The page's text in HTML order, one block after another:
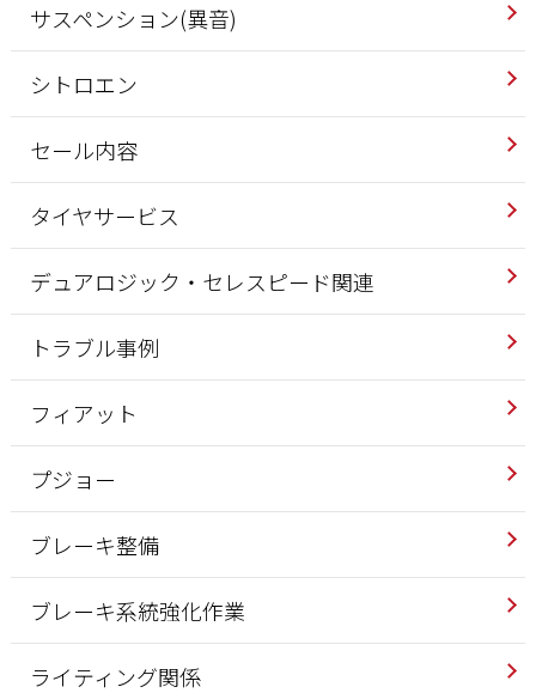
サスペンション(異音)
シトロエン
セール内容
タイヤサービス
デュアロジック・セレスピード関連
トラブル事例
フィアット
プジョー
ブレーキ整備
ブレーキ系統強化作業
ライティング関係